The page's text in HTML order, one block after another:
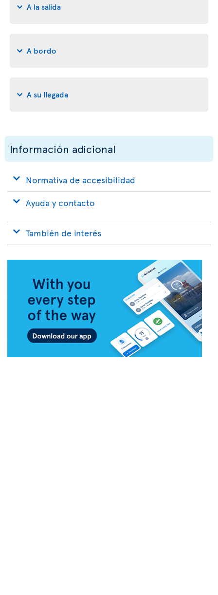
A la salida
A bordo
A su llegada
Información adicional
Normativa de accesibilidad
Ayuda y contacto
También de interés